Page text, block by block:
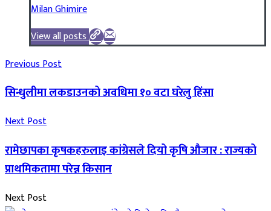
Milan Ghimire
View all posts
Previous Post
सिन्धुलीमा लकडाउनको अवधिमा १० वटा घरेलु हिंसा
Next Post
रामेछापका कृषकहरुलाइ कांग्रेसले दियो कृषि औजार : राज्यको
प्राथमिकतामा परेन्न किसान
Next Post